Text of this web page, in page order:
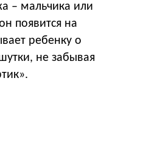
– мальчика или
появится на
ребенку о
не забывая